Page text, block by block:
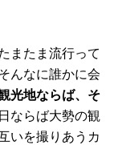
またま流行って
んなに誰かに会
光地ならば、そ
ならば大勢の観
いを撮りあうカ